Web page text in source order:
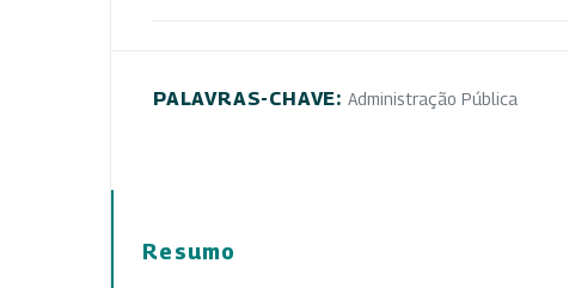
PALAVRAS-CHAVE: Administração Pública
Resumo